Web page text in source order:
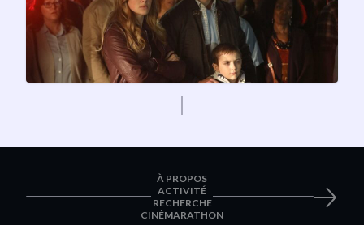
À PROPOS
ACTIVITÉ
RECHERCHE
CINÉMARATHON